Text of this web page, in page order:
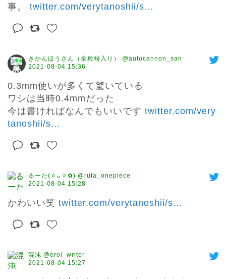
事。 twitter.com/verytanoshii/s…
きかんほうさん（全粒粉入り） @autocannon_san
2021-08-04 15:36
0.3mm使いが多くて驚いている
ワシは当時0.4mmだった
今は書ければなんでもいいです twitter.com/very
tanoshii/s…
るーた(ㆁᴗㆁ✿) @ruta_onepiece
2021-08-04 15:28
かわいい笑 twitter.com/verytanoshii/s…
混沌 @eroi_writer
2021-08-04 15:27